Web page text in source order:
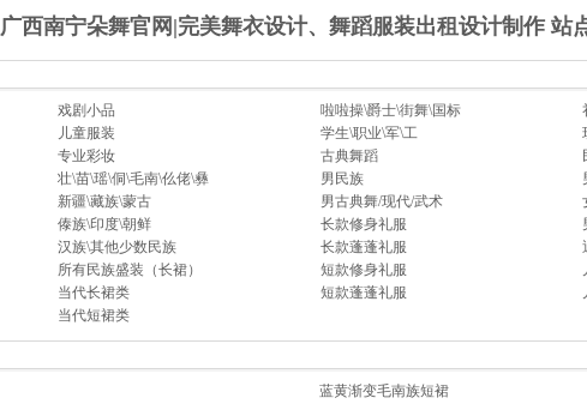
广西南宁朵舞官网|完美舞衣设计、舞蹈服装出租设计制作 站
戏剧小品 啦啦操\爵士\街舞\国标
儿童服装 学生\职业\军\工
专业彩妆 古典舞蹈
壮\苗\瑶\侗\毛南\仫佬\彝 男民族
新疆\藏族\蒙古 男古典舞/现代/武术
傣族\印度\朝鲜 长款修身礼服
汉族\其他少数民族 长款蓬蓬礼服
所有民族盛装（长裙） 短款修身礼服
当代长裙类 短款蓬蓬礼服
当代短裙类
蓝黄渐变毛南族短裙